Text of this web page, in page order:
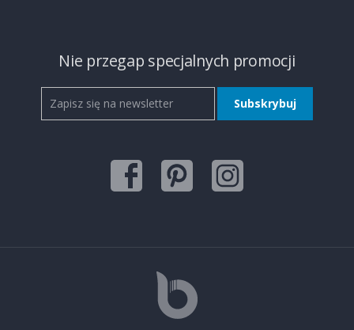
Nie przegap specjalnych promocji